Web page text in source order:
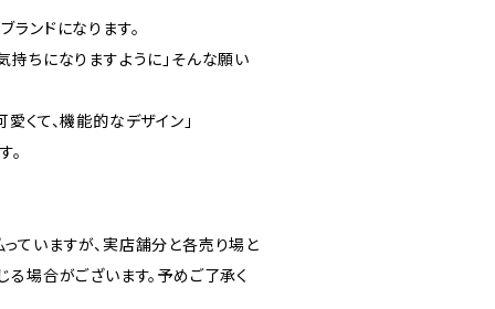
ンドになります。
ちになりますように」そんな願い
くて、機能的なデザイン」
。
ていますが、実店舗分と各売り場と
場合がございます。予めご了承く